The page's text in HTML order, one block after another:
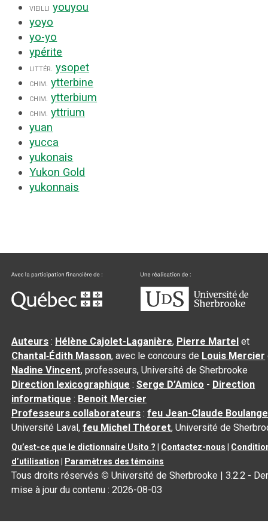
vieilli youyou
yoyo
yo-yo
ypérite
littér. ysopet
chim. ytterbine
chim. ytterbium
chim. yttrium
yuan
yucca
yukonais
Yukon Gold
yukonnais
Auteurs : Hélène Cajolet-Laganière, Pierre Martel et
Chantal‑Édith Masson, avec le concours de Louis Mercier
Nadine Vincent, professeurs, Université de Sherbrooke
Direction lexicographique :Serge D’Amico - Direction
informatique : Benoit Mercier
Professeurs collaborateurs :feu Jean-Claude
Université Laval,feu Michel Théoret, Université de
Qu’est-ce que le dictionnaire Usito ? Contactez-nous
d’utilisation
Paramètres des témoins
Tous droits réservés © Université de Sherbrooke |3.2.2 -
mise à jour du contenu :2026-08-03